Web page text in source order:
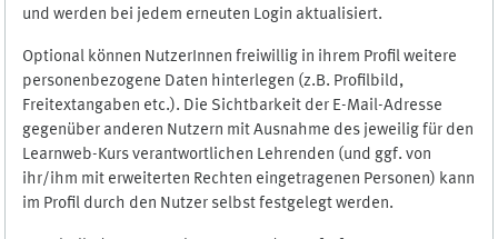
und werden bei jedem erneuten Login aktualisiert.
Optional können NutzerInnen freiwillig in ihrem Profil weitere
personenbezogene Daten hinterlegen (z.B. Profilbild,
Freitextangaben etc.). Die Sichtbarkeit der E-Mail-Adresse
gegenüber anderen Nutzern mit Ausnahme des jeweilig für den
Learnweb-Kurs verantwortlichen Lehrenden (und ggf. von
ihr/ihm mit erweiterten Rechten eingetragenen Personen) kann
im Profil durch den Nutzer selbst festgelegt werden.